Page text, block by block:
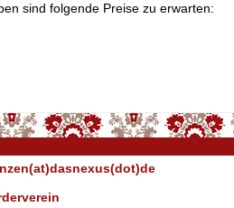
sind folgende Preise zu erwarten: